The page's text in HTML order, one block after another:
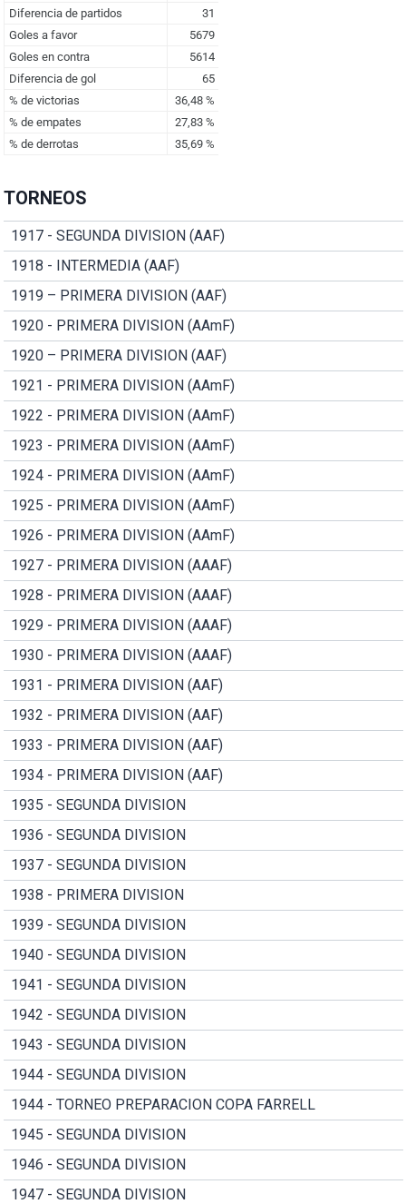
TORNEOS
1917 - SEGUNDA DIVISION (AAF)
1918 - INTERMEDIA (AAF)
1919 – PRIMERA DIVISION (AAF)
1920 - PRIMERA DIVISION (AAmF)
1920 – PRIMERA DIVISION (AAF)
1921 - PRIMERA DIVISION (AAmF)
1922 - PRIMERA DIVISION (AAmF)
1923 - PRIMERA DIVISION (AAmF)
1924 - PRIMERA DIVISION (AAmF)
1925 - PRIMERA DIVISION (AAmF)
1926 - PRIMERA DIVISION (AAmF)
1927 - PRIMERA DIVISION (AAAF)
1928 - PRIMERA DIVISION (AAAF)
1929 - PRIMERA DIVISION (AAAF)
1930 - PRIMERA DIVISION (AAAF)
1931 - PRIMERA DIVISION (AAF)
1932 - PRIMERA DIVISION (AAF)
1933 - PRIMERA DIVISION (AAF)
1934 - PRIMERA DIVISION (AAF)
1935 - SEGUNDA DIVISION
1936 - SEGUNDA DIVISION
1937 - SEGUNDA DIVISION
1938 - PRIMERA DIVISION
1939 - SEGUNDA DIVISION
1940 - SEGUNDA DIVISION
1941 - SEGUNDA DIVISION
1942 - SEGUNDA DIVISION
1943 - SEGUNDA DIVISION
1944 - SEGUNDA DIVISION
1944 - TORNEO PREPARACION COPA FARRELL
1945 - SEGUNDA DIVISION
1946 - SEGUNDA DIVISION
1947 - SEGUNDA DIVISION